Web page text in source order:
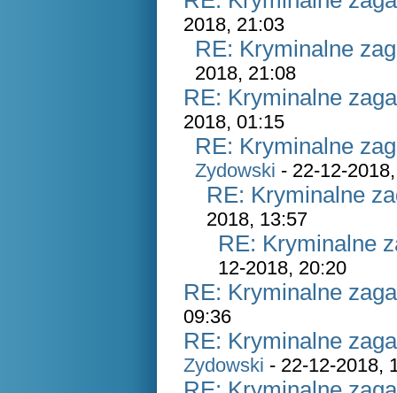
2018, 21:03
RE: Kryminalne
2018, 21:08
RE: Kryminalne
2018, 01:15
RE: Kryminalne
Zydowski - 22-12-
RE: Kryminalne
2018, 13:57
RE: Kryminalne
12-2018, 20:20
RE: Kryminalne
09:36
RE: Kryminalne
Zydowski - 22-12-2018,